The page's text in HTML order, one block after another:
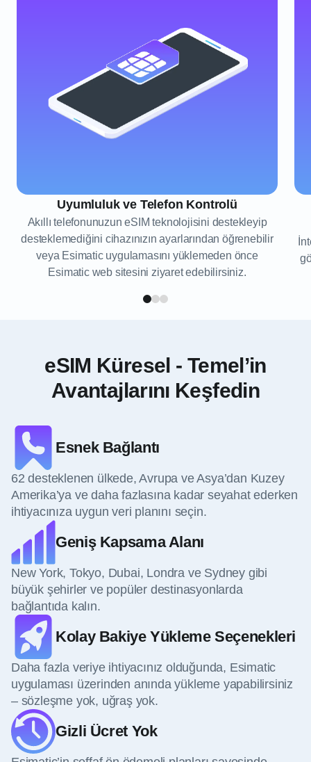
Uyumluluk ve Telefon Kontrolü
Akıllı telefonunuzun eSIM teknolojisini destekleyip
desteklemediğini cihazınızın ayarlarından öğrenebilir
veya Esimatic uygulamasını yüklemeden önce
Esimatic web sitesini ziyaret edebilirsiniz.
eSIM Küresel - Temel’in
Avantajlarını Keşfedin
Esnek Bağlantı
62 desteklenen ülkede, Avrupa ve Asya’dan Kuzey
Amerika’ya ve daha fazlasına kadar seyahat ederken
ihtiyacınıza uygun veri planını seçin.
Geniş Kapsama Alanı
New York, Tokyo, Dubai, Londra ve Sydney gibi
büyük şehirler ve popüler destinasyonlarda
bağlantıda kalın.
Kolay Bakiye Yükleme Seçenekleri
Daha fazla veriye ihtiyacınız olduğunda, Esimatic
uygulaması üzerinden anında yükleme yapabilirsiniz
– sözleşme yok, uğraş yok.
Gizli Ücret Yok